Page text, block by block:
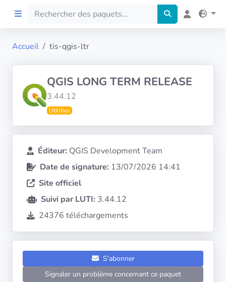
Preprod
Langues
Architectures
Catégories
Accueil tis-qgis-ltr
QGIS LONG TERM RELEASE
3.44.12
Utilities
Éditeur: QGIS Development Team
Date de signature: 13/07/2026 14:41
Site officiel
Suivi par LUTI: 3.44.12
24376 téléchargements
S'abonner
Signaler un problème concernant ce paquet